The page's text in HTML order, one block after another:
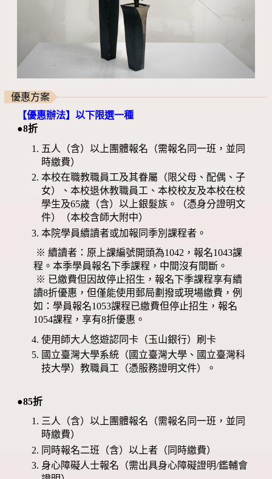
優惠方案
【優惠辦法】以下限選一種
●8折
五人（含）以上團體報名（需報名同一班，並同
時繳費）
本校在職教職員工及其眷屬（限父母、配偶、子
女）、本校退休教職員工、本校校友及本校在校
學生及65歲（含）以上銀髮族。（憑身分證明文
件）（本校含師大附中）
本院學員續讀者或加報同季別課程者。
※ 續讀者：原上課編號開頭為1042，報名1043課
程。本季學員報名下季課程，中間沒有間斷。
※ 已繳費但因故停止招生，報名下季課程享有續
讀8折優惠，但僅能使用郵局劃撥或現場繳費，例
如：學員報名1053課程已繳費但停止招生，報名
1054課程，享有8折優惠。
使用師大人悠遊認同卡（玉山銀行）刷卡
國立臺灣大學系統（國立臺灣大學、國立臺灣科
技大學）教職員工（憑服務證明文件）。
●85折
三人（含）以上團體報名（需報名同一班，並同
時繳費）
同時報名二班（含）以上者（同時繳費）
身心障礙人士報名（需出具身心障礙證明/鑑輔會